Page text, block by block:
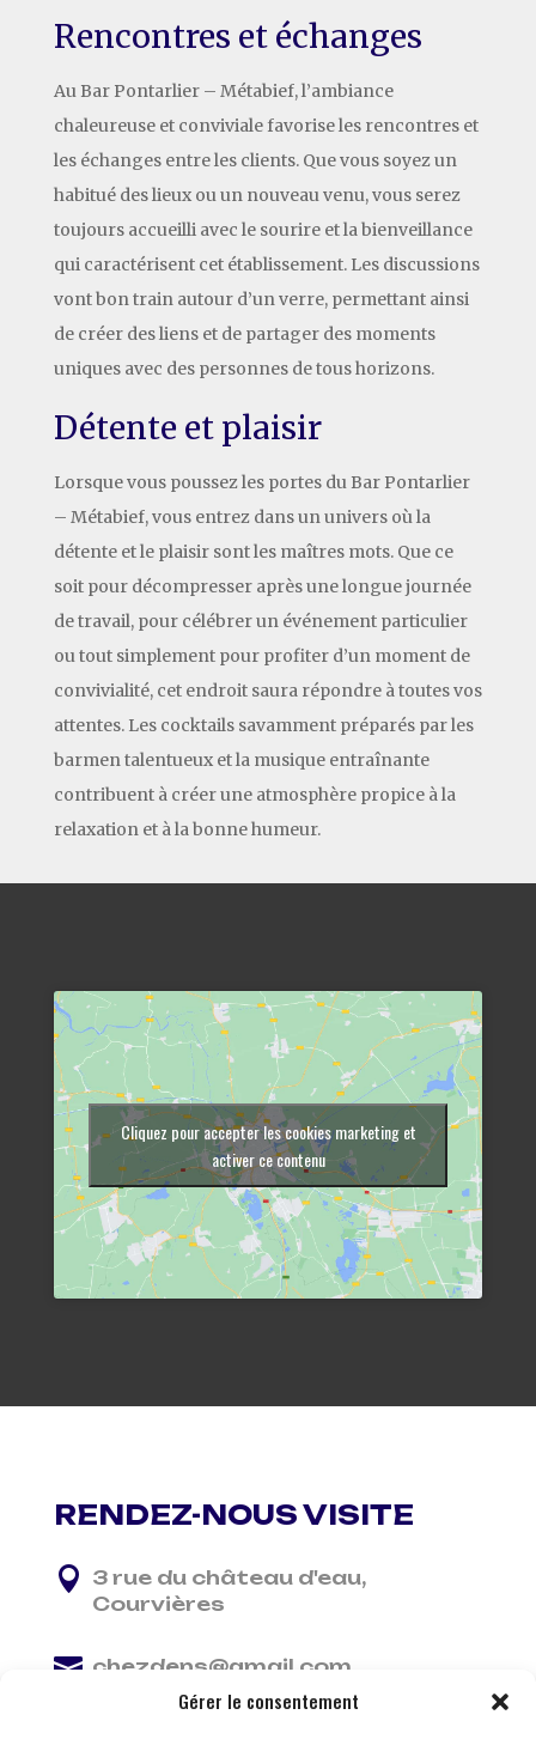
Gérer le consentement
Rencontres et échanges
Au Bar Pontarlier – Métabief, l’ambiance
chaleureuse et conviviale favorise les rencontres et
les échanges entre les clients. Que vous soyez un
habitué des lieux ou un nouveau venu, vous serez
toujours accueilli avec le sourire et la bienveillance
qui caractérisent cet établissement. Les discussions
vont bon train autour d’un verre, permettant ainsi
de créer des liens et de partager des moments
uniques avec des personnes de tous horizons.
Détente et plaisir
Lorsque vous poussez les portes du Bar Pontarlier
– Métabief, vous entrez dans un univers où la
détente et le plaisir sont les maîtres mots. Que ce
soit pour décompresser après une longue journée
de travail, pour célébrer un événement particulier
ou tout simplement pour profiter d’un moment de
convivialité, cet endroit saura répondre à toutes vos
attentes. Les cocktails savamment préparés par les
barmen talentueux et la musique entraînante
contribuent à créer une atmosphère propice à la
relaxation et à la bonne humeur.
Cliquez pour accepter les cookies marketing et
activer ce contenu
RENDEZ-NOUS VISITE
 3 rue du château d'eau,
Courvières
 chezdens@gmail.com